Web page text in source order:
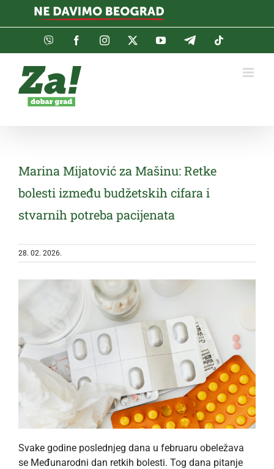
Viber FacebookInstagramTwitterYouTubeTelegram
Marina Mijatović za Mašinu: Retke
bolesti između budžetskih cifara i
stvarnih potreba pacijenata
28. 02. 2026.
Svake godine poslednjeg dana u februaru obeležava
se Međunarodni dan retkih bolesti. Tog dana pitanje